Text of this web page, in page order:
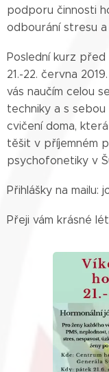
podporu činnosti
odbourání stresu
Poslední kurz
21.-22. června
vás naučím celou
techniky a s
cvičení doma,
těšit v příjemném
psychofonetiky v
Přihlášky na mailu:
Přeji vám krásné